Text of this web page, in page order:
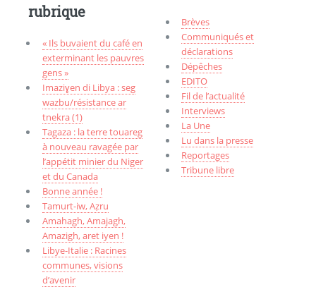
rubrique
« Ils buvaient du café en
exterminant les pauvres
gens »
Imaziɣen di Libya : seg
wazbu/résistance ar
tnekra (1)
Tagaza : la terre touareg
à nouveau ravagée par
l’appétit minier du Niger
et du Canada
Bonne année !
Tamurt-iw, Aẓru
Amahagh, Amajagh,
Amazigh, aret iyen !
Libye-Italie : Racines
communes, visions
d’avenir
Brèves
Communiqués et
déclarations
Dépêches
EDITO
Fil de l’actualité
Interviews
La Une
Lu dans la presse
Reportages
Tribune libre